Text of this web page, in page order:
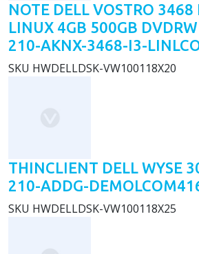
NOTE DELL VOSTRO
LINUX 4GB 500GB
210-AKNX-3468-I3-
SKU HWDELLDSK-VW100118X20
THINCLIENT DELL WYSE
210-ADDG-
SKU HWDELLDSK-VW100118X25